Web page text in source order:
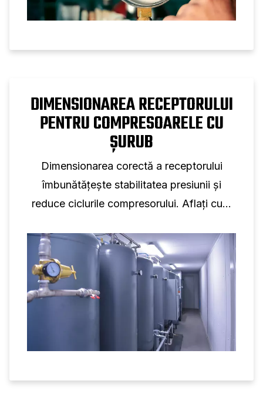
DIMENSIONAREA RECEPTORULUI
PENTRU COMPRESOARELE CU
ȘURUB
Dimensionarea corectă a receptorului
îmbunătățește stabilitatea presiunii și
reduce ciclurile compresorului. Aflați cum
compresorului cu șurub.